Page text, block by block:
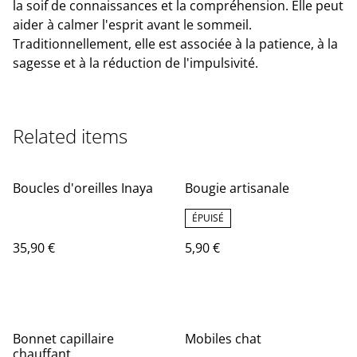
la soif de connaissances et la compréhension. Elle peut
aider à calmer l'esprit avant le sommeil.
Traditionnellement, elle est associée à la patience, à la
sagesse et à la réduction de l'impulsivité.
Related items
Boucles d'oreilles Inaya
35,90 €
Bougie artisanale
ÉPUISÉ
5,90 €
Bonnet capillaire
Mobiles chat